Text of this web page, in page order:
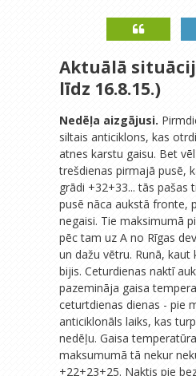
Aktuālā
līdz 16.8.15.)
Nedēļa aizgājusi.
siltais anticiklons, kas
atnes karstu gaisu. Bet
trešdienas pirmajā pusē,
grādi +32+33... tās pašas
pusē nāca aukstā fronte,
negaisi. Tie maksimumā
pēc tam uz A no Rīgas
un dažu vētru. Runā, kaut
bijis. Ceturdienas naktī
pazemināja gaisa
ceturtdienas dienas - pie
anticiklonāls laiks, kas
nedēļu. Gaisa
maksumumā tā nekur
+22+23+25. Naktis pie